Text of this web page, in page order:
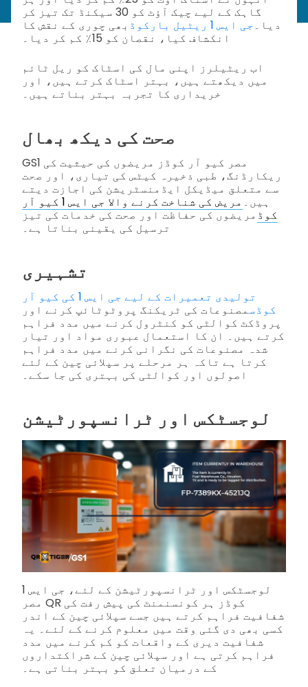
گاہک کے لیے چیک آؤٹ کو 30 سیکنڈ تک تیز کر
دیا۔ جی ایس 1 ریٹیل بارکوڈ
بھی چوری کے نقش کا
انکشاف کیا، نقصان کو 15٪ کم کر دیا۔
اب ریٹیلرز اپنی مال کی اسٹاک کو ریل ٹائم
میں دیکھتے ہیں، بہتر اسٹاک کرتے ہیں، اور
خریداری کا تجربہ بہتر بناتے ہیں۔
صحت کی دیکھ بھال
GS1 مصر کیو آر کوڈز مریضوں کی حیثیت کی
ریکارڈنگ، طبی ذخیرہ کیٹس کی تیاری، اور صحت
سے متعلق میڈیکل ایڈمنسٹریشن کی اجازت دیتے
ہیں۔
مریض کی شناخت کرنے والا جی ایس 1 کیو آر
کوڈ مریضوں کی حفاظت اور صحت کی خدمات کی تیز
ترسیل کی یقینی بناتا ہے۔
تشہیری
تولیدی تعمیرات کے لیے جی ایس 1 کی کیو آر
کوڈسمصنوعات کی ٹریکنگ پروٹوٹائپ کرنے اور
پروڈکٹ کوالٹی کو کنٹرول کرنے میں مدد فراہم
کرتے ہیں۔ ان کا استعمال عبوری مواد اور تیار
شدہ مصنوعات کی نگرانی کرنے میں مدد فراہم
کرتا ہے تاکہ ہر مرحلے پر سپلائی چین کے لئے
اصولوں اور کوالٹی کی بہتری کی جا سکے۔
لوجسٹکس اور ٹرانسپورٹیشن
لوجسٹکس اور ٹرانسپورٹیشن کے لئے، جی ایس 1
مصر QR کوڈز ہر کونسنمنٹ کی پیش رفت کی
شفافیت فراہم کرتے ہیں جسے سپلائی چین کے اندر
کسی بھی دی گئی وقت میں معلوم کرنے کے لئے۔ یہ
شفافیت دیری کے واقعات کو کم کرنے میں مدد
فراہم کرتی ہے اور سپلائی چین کے شراکتداروں
کے درمیان تعلق کو بہتر بناتی ہے۔